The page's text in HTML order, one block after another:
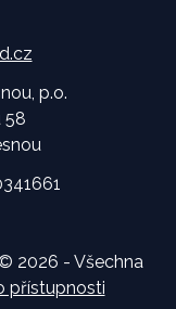
p.o.
58
2026 - Všechna
přístupnosti